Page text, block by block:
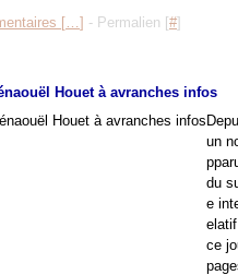
[…] - Permalien [#]
Houet à avranches infos
un
du
e
ce